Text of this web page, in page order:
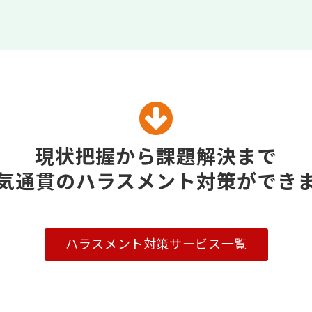
現状把握から課題解決まで
通貫のハラスメント対策ができ
ハラスメント対策サービス一覧